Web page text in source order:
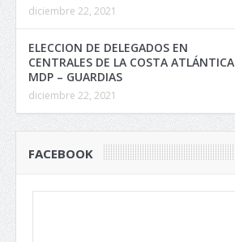
diciembre 22, 2021
ELECCION DE DELEGADOS EN
CENTRALES DE LA COSTA ATLÁNTICA
MDP – GUARDIAS
diciembre 22, 2021
FACEBOOK